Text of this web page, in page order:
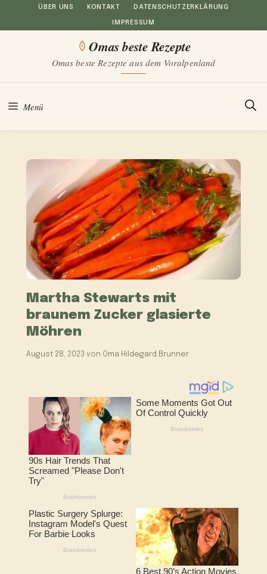
Inhalt
ÜBER UNS KONTAKT DATENSCHUTZERKLÄRUNG
IMPRESSUM
Omas beste Rezepte
Omas beste Rezepte aus dem Voralpenland
Menü
Martha Stewarts mit
braunem Zucker glasierte
Möhren
August 28, 2023 von Oma Hildegard Brunner